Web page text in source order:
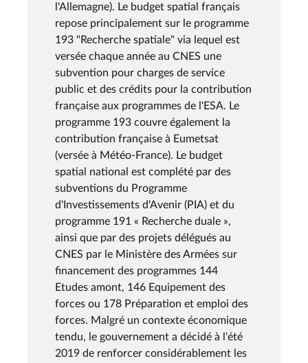
l'Allemagne). Le budget spatial français
repose principalement sur le programme
193 "Recherche spatiale" via lequel est
versée chaque année au CNES une
subvention pour charges de service
public et des crédits pour la contribution
française aux programmes de l'ESA. Le
programme 193 couvre également la
contribution française à Eumetsat
(versée à Météo-France). Le budget
spatial national est complété par des
subventions du Programme
d'Investissements d'Avenir (PIA) et du
programme 191 « Recherche duale »,
ainsi que par des projets délégués au
CNES par le Ministère des Armées sur
financement des programmes 144
Etudes amont, 146 Equipement des
forces ou 178 Préparation et emploi des
forces. Malgré un contexte économique
tendu, le gouvernement a décidé à l'été
2019 de renforcer considérablement les